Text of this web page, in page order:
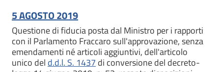
5 AGOSTO 2019
Questione di fiducia posta dal Ministro per i rapporti
con il Parlamento Fraccaro sull'approvazione, senza
emendamenti né articoli aggiuntivi, dell'articolo
unico del d.d.l. S. 1437 di conversione del decreto-